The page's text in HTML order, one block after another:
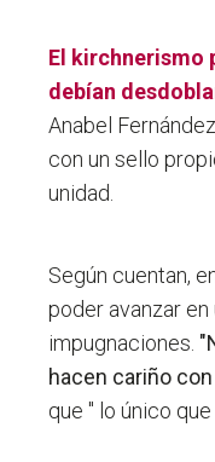
El kirchnerismo
debían
Anabel
con un sello
unidad.
Según cuentan,
poder avanzar
impugnaciones.
hacen cariño
que " lo único